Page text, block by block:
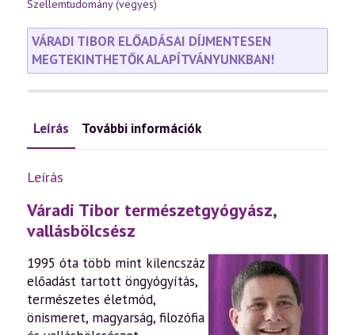
Szellemtudomány (vegyes)
VÁRADI TIBOR ELŐADÁSAI DÍJMENTESEN
MEGTEKINTHETŐK ALAPÍTVÁNYUNKBAN!
Leírás További információk
Leírás
Váradi Tibor természetgyógyász,
vallásbölcsész
1995 óta több mint kilencszáz
előadást tartott öngyógyítás,
természetes életmód,
önismeret, magyarság, filozófia